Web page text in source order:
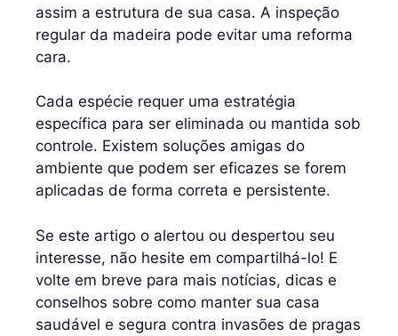
assim a estrutura de sua casa. A inspeção
regular da madeira pode evitar uma reforma
cara.
Cada espécie requer uma estratégia
específica para ser eliminada ou mantida sob
controle. Existem soluções amigas do
ambiente que podem ser eficazes se forem
aplicadas de forma correta e persistente.
Se este artigo o alertou ou despertou seu
interesse, não hesite em compartilhá-lo! E
volte em breve para mais notícias, dicas e
conselhos sobre como manter sua casa
saudável e segura contra invasões de pragas